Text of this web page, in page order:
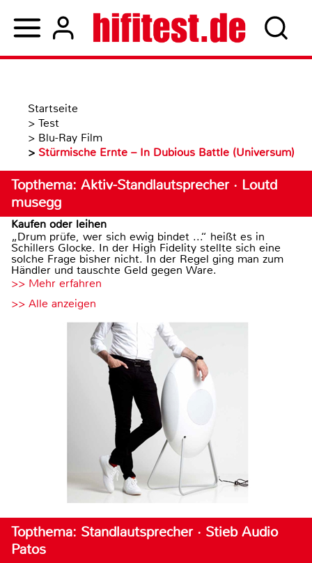
Startseite
> Test
> Blu-Ray Film
> Stürmische Ernte – In Dubious Battle (Universum)
Topthema: Aktiv-Standlautsprecher · Loutd
musegg
Kaufen oder leihen
„Drum prüfe, wer sich ewig bindet ...“ heißt es in
Schillers Glocke. In der High Fidelity stellte sich eine
solche Frage bisher nicht. In der Regel ging man zum
Händler und tauschte Geld gegen Ware.
>> Mehr erfahren
>> Alle anzeigen
Topthema: Standlautsprecher · Stieb Audio
Patos